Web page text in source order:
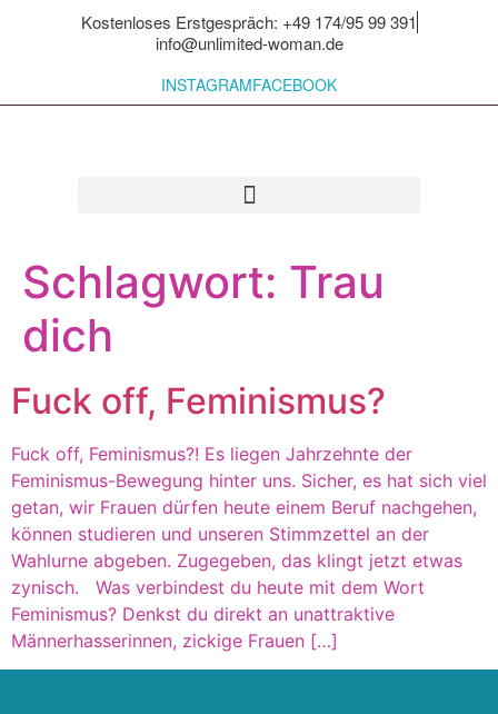
Kostenloses Erstgespräch: +49 174/95 99 391
info@unlimited-woman.de
INSTAGRAMFACEBOOK
Schlagwort: Trau
dich
Fuck off, Feminismus?
Fuck off, Feminismus?! Es liegen Jahrzehnte der
Feminismus-Bewegung hinter uns. Sicher, es hat sich viel
getan, wir Frauen dürfen heute einem Beruf nachgehen,
können studieren und unseren Stimmzettel an der
Wahlurne abgeben. Zugegeben, das klingt jetzt etwas
zynisch. Was verbindest du heute mit dem Wort
Feminismus? Denkst du direkt an unattraktive
Männerhasserinnen, zickige Frauen […]